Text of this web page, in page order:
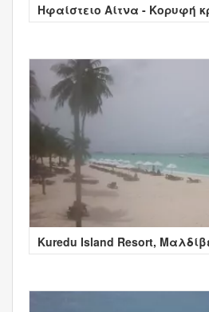
Ηφαίστειο Αίτνα - Κορυφή
Kuredu Island Resort,